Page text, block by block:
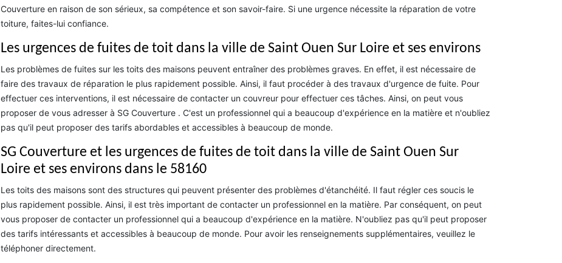
Couverture en raison de son sérieux, sa compétence et son savoir-faire. Si une urgence nécessite la réparation de votre
toiture, faites-lui confiance.
Les urgences de fuites de toit dans la ville de Saint Ouen Sur Loire et ses environs
Les problèmes de fuites sur les toits des maisons peuvent entraîner des problèmes graves. En effet, il est nécessaire de
faire des travaux de réparation le plus rapidement possible. Ainsi, il faut procéder à des travaux d'urgence de fuite. Pour
effectuer ces interventions, il est nécessaire de contacter un couvreur pour effectuer ces tâches. Ainsi, on peut vous
proposer de vous adresser à SG Couverture . C'est un professionnel qui a beaucoup d'expérience en la matière et n'oubliez
pas qu'il peut proposer des tarifs abordables et accessibles à beaucoup de monde.
SG Couverture et les urgences de fuites de toit dans la ville de Saint Ouen Sur
Loire et ses environs dans le 58160
Les toits des maisons sont des structures qui peuvent présenter des problèmes d'étanchéité. Il faut régler ces soucis le
plus rapidement possible. Ainsi, il est très important de contacter un professionnel en la matière. Par conséquent, on peut
vous proposer de contacter un professionnel qui a beaucoup d'expérience en la matière. N'oubliez pas qu'il peut proposer
des tarifs intéressants et accessibles à beaucoup de monde. Pour avoir les renseignements supplémentaires, veuillez le
téléphoner directement.